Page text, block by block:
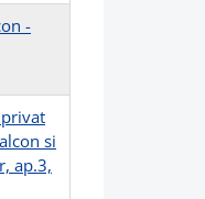
-
si
ap.3,